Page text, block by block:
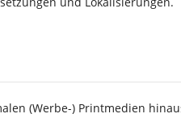
(Werbe-) Printmedien